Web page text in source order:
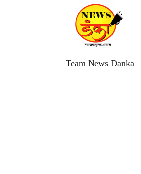
Team News Danka